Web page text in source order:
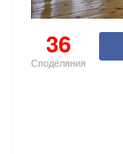
36
Споделяния